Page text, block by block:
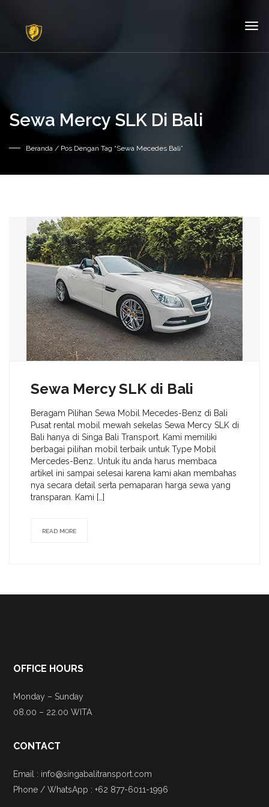
Sewa Mercy SLK Di Bali
Beranda / Pos Dengan Tag “sewa Mecedes Bali”
Sewa Mercy SLK di Bali
Beragam Pilihan Sewa Mobil Mecedes-Benz di Bali
Pusat rental mobil mewah sekelas Sewa Mercy SLK di
Bali hanya di Singa Bali Transport. Kami memiliki
berbagai pilihan mobil terbaik untuk Type Mobil
Mercedes-Benz. Untuk itu anda harus membaca
artikel ini sampai selesai karena kami akan membahas
nya secara detail serta pemaparan harga sewa yang
transparan. Kami […]
READ MORE
OFFICE HOURS
Monday – Sunday
08.00 – 22.00 WITA
CONTACT
Email : info@singabalitransport.com
Phone / WhatsApp : +62 877-6011-1996